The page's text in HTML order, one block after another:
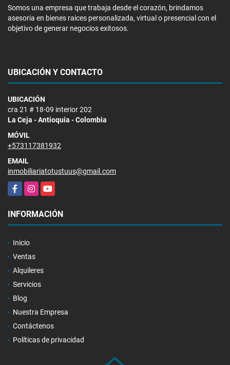
Somos una empresa que trabaja desde el corazón, brindamos
asesoria en bienes raices personalizada, virtual o presencial con el
objetivo de generar negocios exitosos.
UBICACIÓN Y CONTACTO
UBICACIÓN
cra 21 # 18-09 interior 202
La Ceja - Antioquia - Colombia
MÓVIL
+573117381932
EMAIL
inmobiliariatotustuus@gmail.com
FacebookInstagramYouTube
INFORMACIÓN
Inicio
Ventas
Alquileres
Servicios
Blog
Nuestra Empresa
Contáctenos
Políticas de privacidad